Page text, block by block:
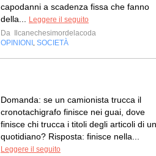
capodanni a scadenza fissa che fanno
della...
Leggere il seguito
Da
Ilcanechesimordelacoda
OPINIONI
SOCIETÀ
Domanda: se un camionista trucca il
cronotachigrafo finisce nei guai, dove
finisce chi trucca i titoli degli articoli di un
quotidiano? Risposta: finisce nella...
Leggere il seguito